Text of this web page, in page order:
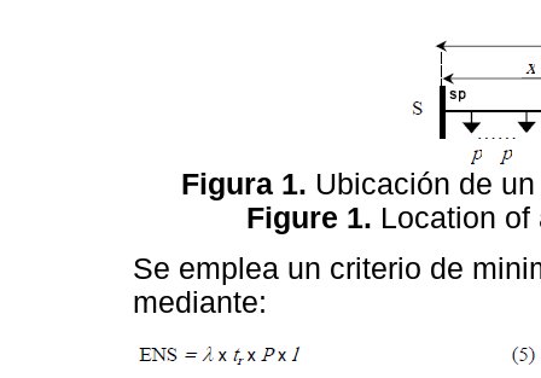
Figura 1. Ubicación de
Figure 1. Location
Se emplea un criterio de
mediante: